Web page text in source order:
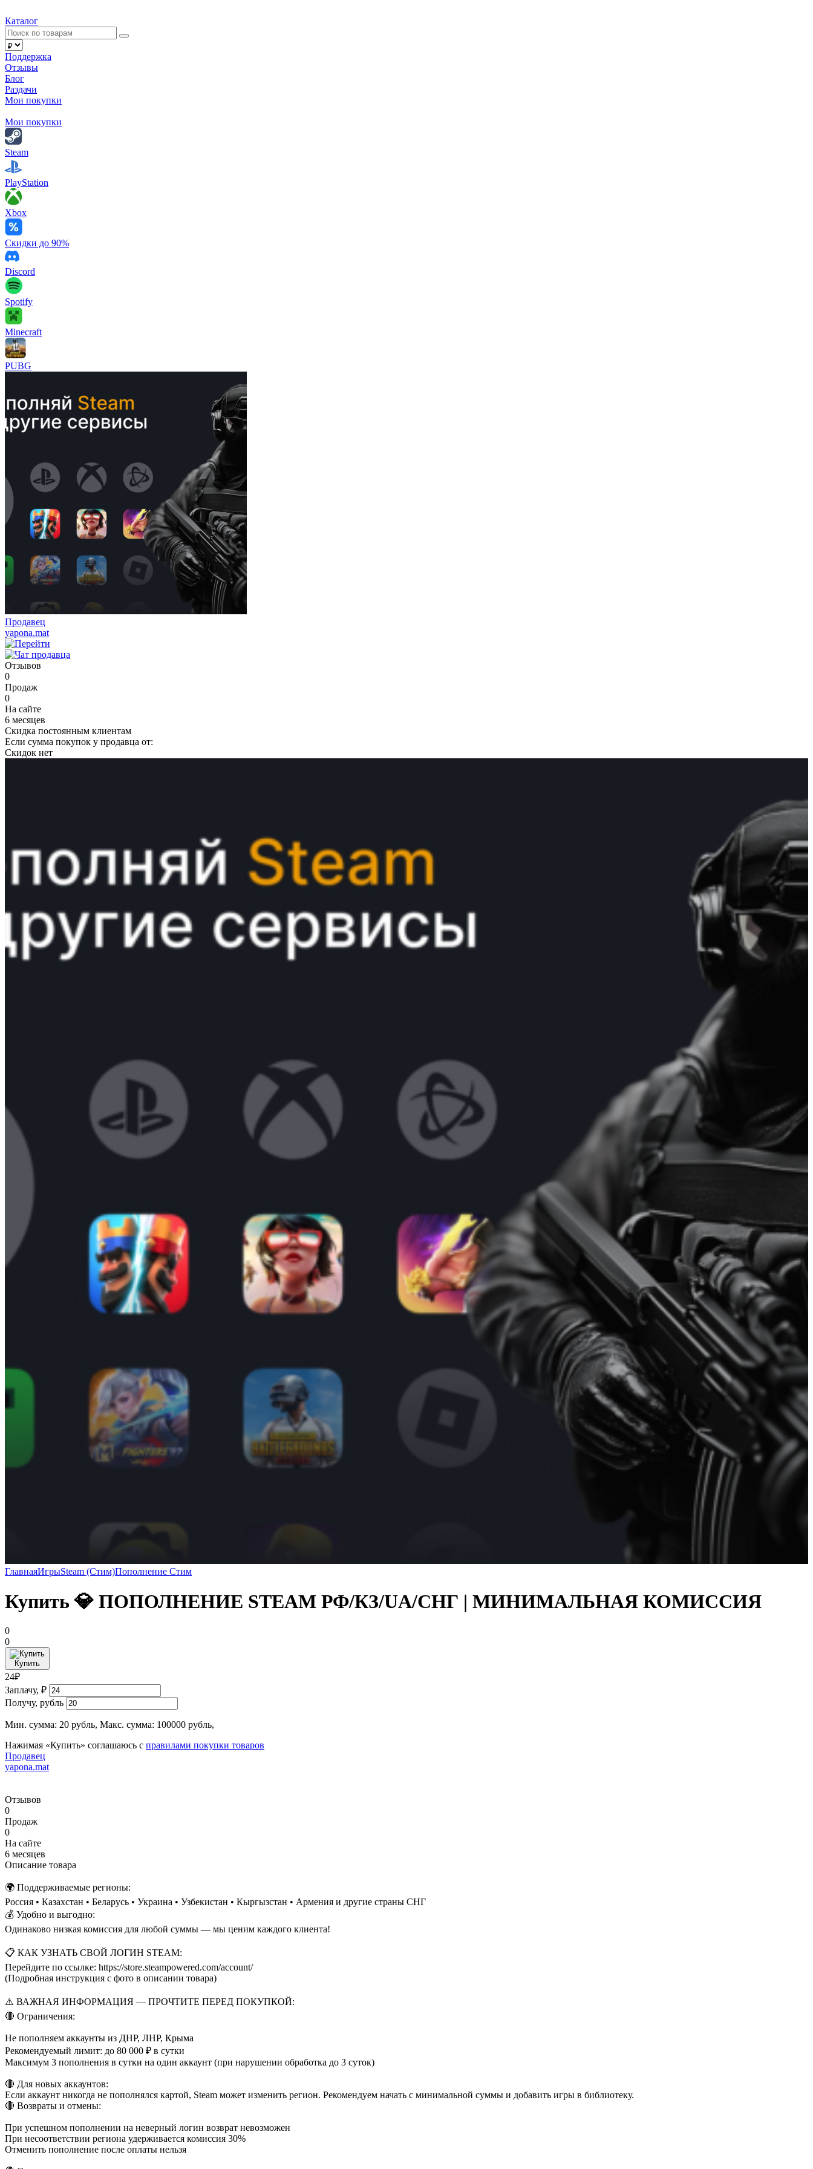
Каталог
Поддержка
Отзывы
Блог
Раздачи
Мои покупки
Мои покупки
Steam
PlayStation
Xbox
Скидки до 90%
Discord
Spotify
Minecraft
PUBG
Продавец
yapona.mat
Отзывов
0
Продаж
0
На сайте
6 месяцев
Скидка постоянным клиентам
Если сумма покупок у продавца от:
Скидок нет
ГлавнаяИгрыSteam (Стим)Пополнение Стим
Купить 💎 ПОПОЛНЕНИЕ STEAM РФ/КЗ/UA/СНГ | МИНИМАЛЬНАЯ КОМИССИЯ
0
0
Купить
24₽
Заплачу, ₽
Получу, рубль
Мин. сумма: 20 рубль, Макс. сумма: 100000 рубль,
Нажимая «Купить» соглашаюсь с правилами покупки товаров
Продавец
yapona.mat
Отзывов
0
Продаж
0
На сайте
6 месяцев
Описание товара
🌍 Поддерживаемые регионы:
Россия • Казахстан • Беларусь • Украина • Узбекистан • Кыргызстан • Армения и другие страны СНГ
💰 Удобно и выгодно:
Одинаково низкая комиссия для любой суммы — мы ценим каждого клиента!
📋 КАК УЗНАТЬ СВОЙ ЛОГИН STEAM:
Перейдите по ссылке: https://store.steampowered.com/account/
(Подробная инструкция с фото в описании товара)
⚠️ ВАЖНАЯ ИНФОРМАЦИЯ — ПРОЧТИТЕ ПЕРЕД ПОКУПКОЙ:
🔴 Ограничения:
Не пополняем аккаунты из ДНР, ЛНР, Крыма
Рекомендуемый лимит: до 80 000 ₽ в сутки
Максимум 3 пополнения в сутки на один аккаунт (при нарушении обработка до 3 суток)
🔴 Для новых аккаунтов:
Если аккаунт никогда не пополнялся картой, Steam может изменить регион. Рекомендуем начать с минимальной суммы и добавить игры в библиотеку.
🔴 Возвраты и отмены:
При успешном пополнении на неверный логин возврат невозможен
При несоответствии региона удерживается комиссия 30%
Отменить пополнение после оплаты нельзя